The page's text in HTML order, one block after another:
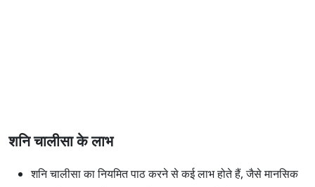
शनि चालीसा के लाभ
शनि चालीसा का नियमित पाठ करने से कई लाभ होते हैं, जैसे मानसिक